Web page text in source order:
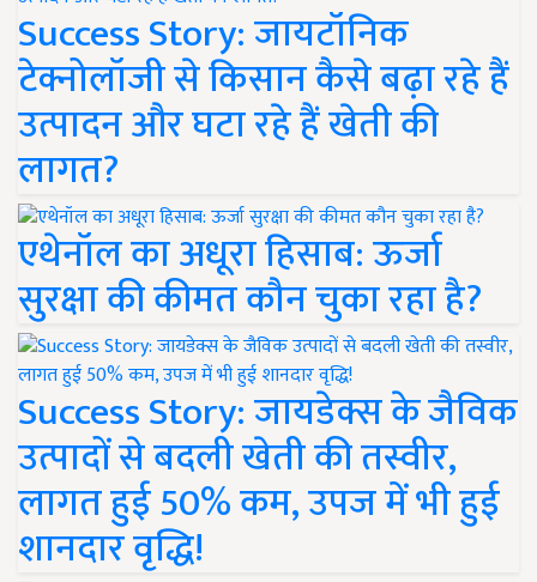
Success Story: जायटॉनिक
टेक्नोलॉजी से किसान कैसे बढ़ा रहे हैं
उत्पादन और घटा रहे हैं खेती की
लागत?
एथेनॉल का अधूरा हिसाब: ऊर्जा
सुरक्षा की कीमत कौन चुका रहा है?
Success Story: जायडेक्स के जैविक
उत्पादों से बदली खेती की तस्वीर,
लागत हुई 50% कम, उपज में भी हुई
शानदार वृद्धि!